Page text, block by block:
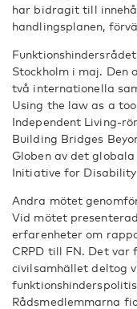
har bidragit till
handlingsplanen,
Stockholm i maj. Den
två internationella
Using the law as a
Independent Living-
Building Bridges
Globen av det
Initiative for
Andra mötet
Vid mötet
erfarenheter om
CRPD till FN. Det var
civilsamhället deltog
Rådsmedlemmarna